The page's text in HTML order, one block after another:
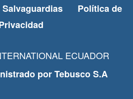
Salvaguardias
Política de
ECUADOR
porTebusco S.A